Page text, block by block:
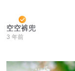
空空裤兜
3 年前